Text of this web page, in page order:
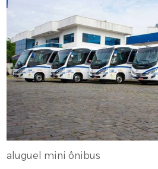
aluguel mini ônibus